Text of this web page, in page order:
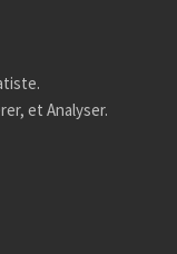
et Analyser.